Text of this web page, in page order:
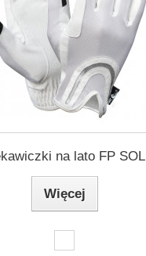
na lato FP SOL
Więcej